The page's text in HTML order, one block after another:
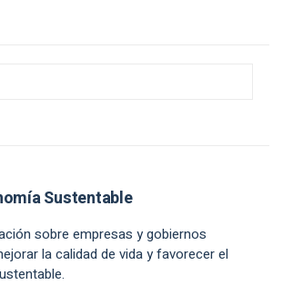
Sustentable
sobre empresas y gobiernos
la calidad de vida y favorecer el